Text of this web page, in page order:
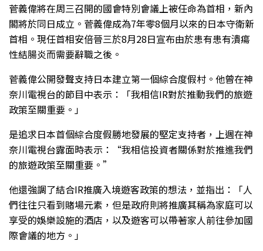
菅義偉將在周三召開的國會特別會議上被任命為首相，新內
閣將於同日成立。菅義偉成為7年零8個月以來的日本守衛新
首相。現任首相安倍晉三於8月28日宣布由於患有患有潰瘍
性結腸炎而需要辭職之後。
菅義偉公開發聲支持日本建立第一個綜合度假村。他曾在神
奈川電視台的節目中表示：「我相信IR對於推動我們的旅遊
政策至關重要。」
是追求日本首個綜合度假勝地發展的堅定支持者，上週在神
奈川電視台露面時表示：“我相信投資者關係對於推進我們
的旅遊政策至關重要。”
他還強調了結合IR推廣入境遊客政策的想法，並指出：「人
們往往只看到賭場元素，但是政府則將推廣其稱為家庭可以
享受的娛樂設施的酒店，以及遊客可以帶著家人前往參加國
際會議的地方。」